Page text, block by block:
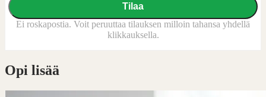
Tilaa
Ei roskapostia. Voit peruuttaa tilauksen milloin tahansa yhdellä
klikkauksella.
Opi lisää